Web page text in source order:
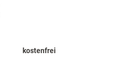
kostenfrei